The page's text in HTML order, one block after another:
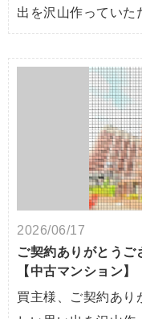
出を沢山作ってい
2026/06/17
ご契約ありがとうご
【中古マンション】
買主様、ご契約あり